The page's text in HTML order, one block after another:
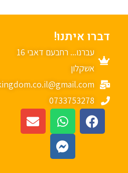
דברו איתנו!
עברנו... רחבעם דאבי 16
אשקלון
mykingdom.co.il@gmail.com
0733753278